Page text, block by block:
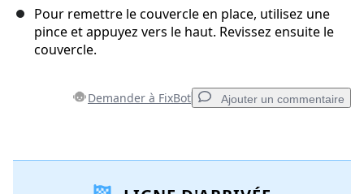
Pour remettre le couvercle en place, utilisez une
pince et appuyez vers le haut. Revissez ensuite le
couvercle.
Demander à FixBot Ajouter un commentaire